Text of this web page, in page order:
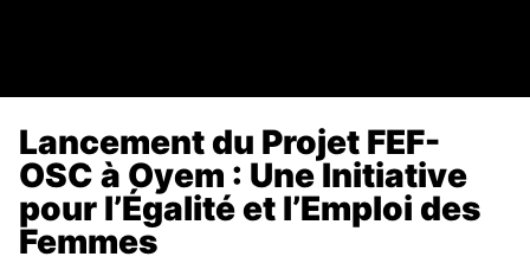
Lancement du Projet FEF-
OSC à Oyem : Une Initiative
pour l’Égalité et l’Emploi des
Femmes